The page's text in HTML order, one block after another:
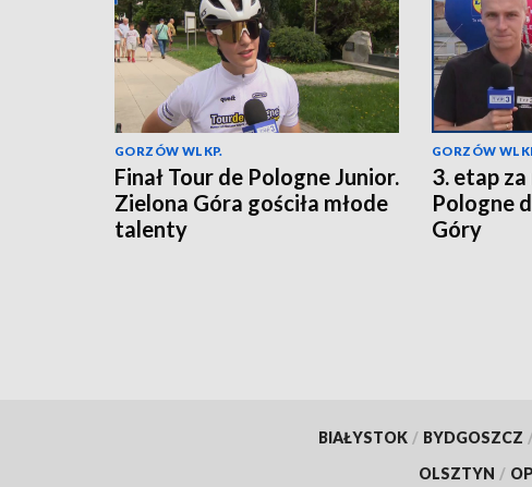
GORZÓW WLKP.
Finał Tour de Pologne Junior.
Zielona Góra gościła młode
talenty
GORZÓW
3. etap
Pologne
Góry
BIAŁYSTOK / BYDGOSZCZ
OLSZTYN /